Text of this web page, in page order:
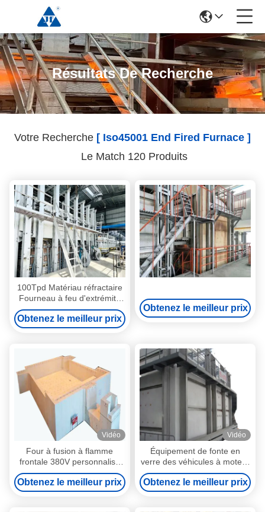
Résultats De Recherche
Votre Recherche [ Iso45001 End Fired Furnace ]
Le Match 120 Produits
100Tpd Matériau réfractaire
Fourneau à feu d'extrémité
Forneau de fusion de verre
au gaz naturel
Obtenez le meilleur prix
Obtenez le meilleur prix
Vidéo
Four à fusion à flamme
frontale 380V personnalisé
avec système de combustion
dans l'industrie du verre
Obtenez le meilleur prix
Vidéo
Équipement de fonte en
verre des véhicules à moteur
du four mis le feu par
extrémité 100T d'OEM
d'ODM
Obtenez le meilleur prix